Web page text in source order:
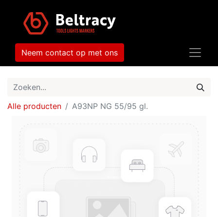
Neem contact op met ons
Alle producten A93NP NG 55/95 gl.